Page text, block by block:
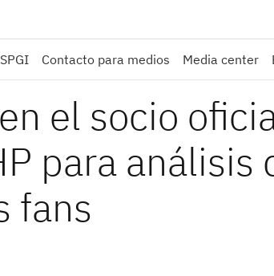
Contacto para medios Media center
el socio
para análisis
fans